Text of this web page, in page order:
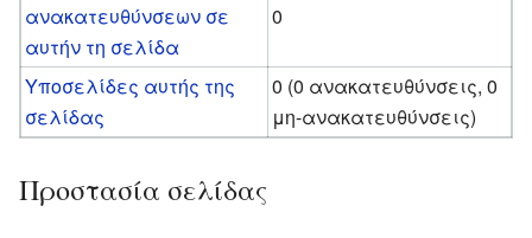
ανακατευθύνσεων σε
αυτήν τη σελίδα
0
Υποσελίδες αυτής της
σελίδας
0 (0 ανακατευθύνσεις, 0
μη-ανακατευθύνσεις)
Προστασία σελίδας